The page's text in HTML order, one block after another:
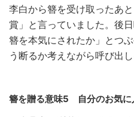
李白から簪を受け取ったあ
賞」と言っていました。後
簪を本気にされたか」とつ
う断るか考えながら呼び出
簪を贈る意味5 自分のお気に